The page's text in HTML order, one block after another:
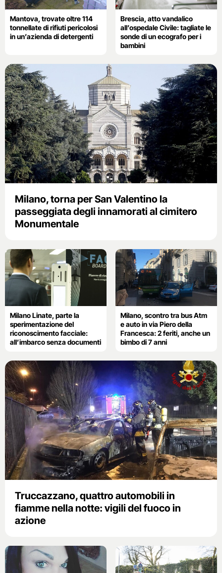
Mantova, trovate oltre 114
tonnellate di rifiuti pericolosi
in un’azienda di detergenti
Brescia, atto vandalico
all’ospedale Civile: tagliate le
sonde di un ecografo per i
bambini
Milano, torna per San Valentino la
passeggiata degli innamorati al cimitero
Monumentale
Milano Linate, parte la
sperimentazione del
riconoscimento facciale:
all’imbarco senza documenti
Milano, scontro tra bus Atm
e auto in via Piero della
Francesca: 2 feriti, anche un
bimbo di 7 anni
Truccazzano, quattro automobili in
fiamme nella notte: vigili del fuoco in
azione